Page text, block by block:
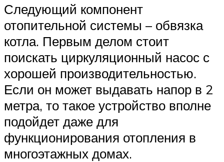
Следующий компонент
отопительной системы – обвязка
котла. Первым делом стоит
поискать циркуляционный насос с
хорошей производительностью.
Если он может выдавать напор в 2
метра, то такое устройство вполне
подойдет даже для
функционирования отопления в
многоэтажных домах.